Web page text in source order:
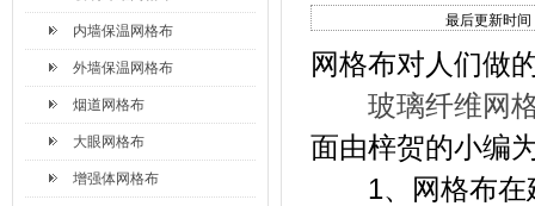
内墙保温网格布
外墙保温网格布
烟道网格布
大眼网格布
增强体网格布
最后更新时
网格布对人们做
玻璃纤维网
面由梓贺的小编
1、网格布在